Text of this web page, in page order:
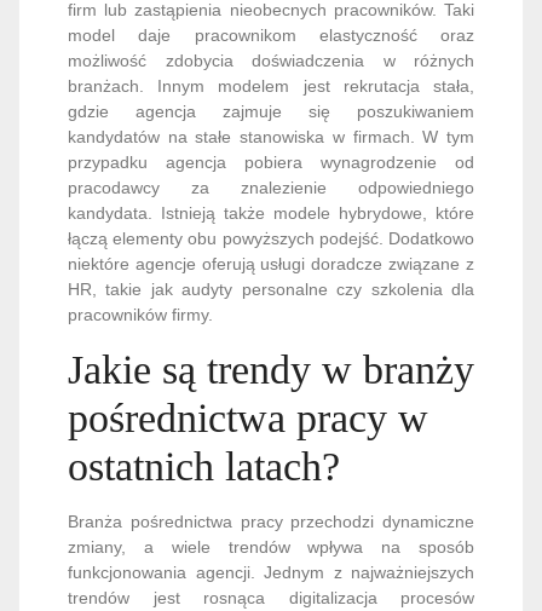
firm lub zastąpienia nieobecnych pracowników. Taki
model daje pracownikom elastyczność oraz
możliwość zdobycia doświadczenia w różnych
branżach. Innym modelem jest rekrutacja stała,
gdzie agencja zajmuje się poszukiwaniem
kandydatów na stałe stanowiska w firmach. W tym
przypadku agencja pobiera wynagrodzenie od
pracodawcy za znalezienie odpowiedniego
kandydata. Istnieją także modele hybrydowe, które
łączą elementy obu powyższych podejść. Dodatkowo
niektóre agencje oferują usługi doradcze związane z
HR, takie jak audyty personalne czy szkolenia dla
pracowników firmy.
Jakie są trendy w branży
pośrednictwa pracy w
ostatnich latach?
Branża pośrednictwa pracy przechodzi dynamiczne
zmiany, a wiele trendów wpływa na sposób
funkcjonowania agencji. Jednym z najważniejszych
trendów jest rosnąca digitalizacja procesów